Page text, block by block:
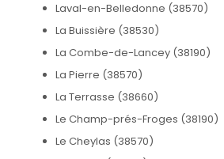
Laval-en-Belledonne (38570)
La Buissière (38530)
La Combe-de-Lancey (38190)
La Pierre (38570)
La Terrasse (38660)
Le Champ-prés-Froges (38190)
Le Cheylas (38570)